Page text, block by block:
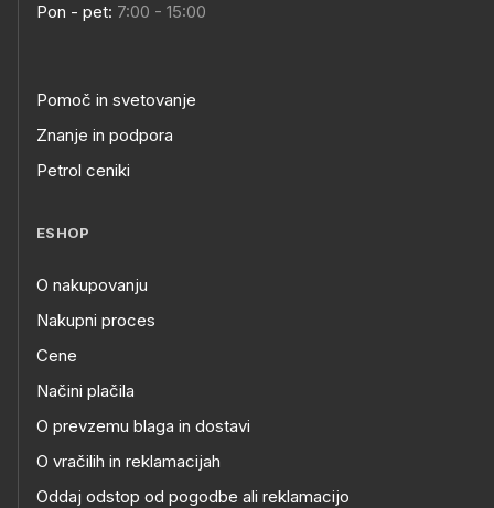
Pon - pet: 7:00 - 15:00
Pomoč in svetovanje
Znanje in podpora
Petrol ceniki
ESHOP
O nakupovanju
Nakupni proces
Cene
Načini plačila
O prevzemu blaga in dostavi
O vračilih in reklamacijah
Oddaj odstop od pogodbe ali reklamacijo